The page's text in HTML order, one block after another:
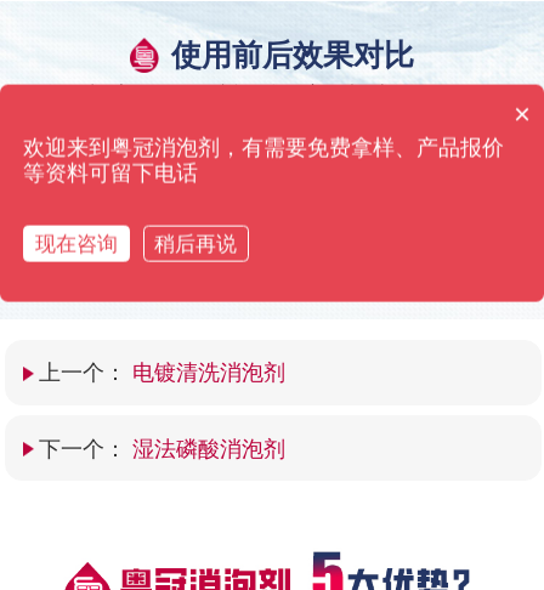
使用前后效果对比
上一个： 电镀清洗消泡剂
下一个： 湿法磷酸消泡剂
你们是怎么收费的呢？
×
欢迎来到粤冠消泡剂，有需要免费拿样、产品报价
等资料可留下电话
现在咨询 稍后再说